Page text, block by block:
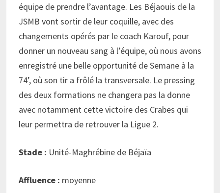
équipe de prendre l’avantage. Les Béjaouis de la
JSMB vont sortir de leur coquille, avec des
changements opérés par le coach Karouf, pour
donner un nouveau sang à l’équipe, où nous avons
enregistré une belle opportunité de Semane à la
74’, où son tir a frôlé la transversale. Le pressing
des deux formations ne changera pas la donne
avec notamment cette victoire des Crabes qui
leur permettra de retrouver la Ligue 2.
Stade : Unité-Maghrébine de Béjaïa
Affluence : moyenne